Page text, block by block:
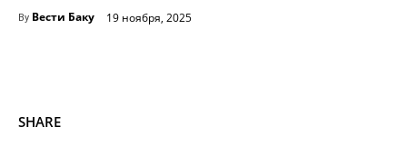
By Вести Баку 19 ноября, 2025
SHARE